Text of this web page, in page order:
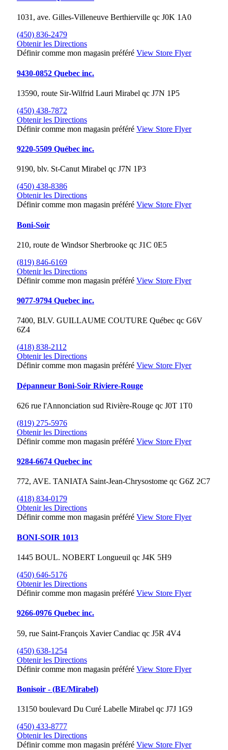
1031, ave. Gilles-Villeneuve Berthierville qc J0K 1A0
(450) 836-2479
Obtenir les Directions
Définir comme mon magasin préféré View Store Flyer
9430-0852 Quebec inc.
13590, route Sir-Wilfrid Lauri Mirabel qc J7N 1P5
(450) 438-7872
Obtenir les Directions
Définir comme mon magasin préféré View Store Flyer
9220-5509 Québec inc.
9190, blv. St-Canut Mirabel qc J7N 1P3
(450) 438-8386
Obtenir les Directions
Définir comme mon magasin préféré View Store Flyer
Boni-Soir
210, route de Windsor Sherbrooke qc J1C 0E5
(819) 846-6169
Obtenir les Directions
Définir comme mon magasin préféré View Store Flyer
9077-9794 Quebec inc.
7400, BLV. GUILLAUME COUTURE Québec qc G6V
6Z4
(418) 838-2112
Obtenir les Directions
Définir comme mon magasin préféré View Store Flyer
Dépanneur Boni-Soir Riviere-Rouge
626 rue l'Annonciation sud Rivière-Rouge qc J0T 1T0
(819) 275-5976
Obtenir les Directions
Définir comme mon magasin préféré View Store Flyer
9284-6674 Quebec inc
772, AVE. TANIATA Saint-Jean-Chrysostome qc G6Z 2C7
(418) 834-0179
Obtenir les Directions
Définir comme mon magasin préféré View Store Flyer
BONI-SOIR 1013
1445 BOUL. NOBERT Longueuil qc J4K 5H9
(450) 646-5176
Obtenir les Directions
Définir comme mon magasin préféré View Store Flyer
9266-0976 Quebec inc.
59, rue Saint-François XavierCandiac qc J5R 4V4
(450) 638-1254
Obtenir les Directions
Définir comme mon magasin préféré View Store Flyer
Bonisoir - (BE/Mirabel)
13150 boulevard Du Curé Labelle Mirabel qc J7J 1G9
(450) 433-8777
Obtenir les Directions
Définir comme mon magasin préféré View Store Flyer